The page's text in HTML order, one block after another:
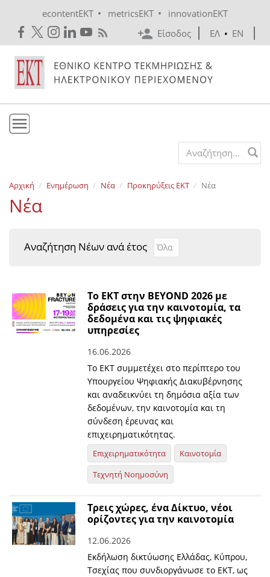
econtentEKT • metricsEKT •
innovationEKT
Είσοδος
ΕΛ • EN
Εκδόσεις
Ενημέρωση
Search form
Αρχική Ενημέρωση Νέα Προκηρύξεις EKT Νέα
Νέα
Αναζήτηση Νέων ανά έτος Αναζήτηση Νέων ανά
Year
Το ΕΚΤ στην BEYOND 2026 με
δράσεις για την καινοτομία, τα
δεδομένα και τις ψηφιακές
υπηρεσίες
16.06.2026
Το ΕΚΤ συμμετέχει στο περίπτερο του
Υπουργείου Ψηφιακής Διακυβέρνησης
και αναδεικνύει τη δημόσια αξία των
δεδομένων, την καινοτομία και τη
σύνδεση έρευνας και
επιχειρηματικότητας.
Επιχειρηματικότητα
Καινοτομία
Τεχνητή Νοημοσύνη
Τρεις χώρες, ένα Δίκτυο, νέοι
ορίζοντες για την καινοτομία
12.06.2026
Εκδήλωση δικτύωσης Ελλάδας, Κύπρου,
Τσεχίας που συνδιοργάνωσε το ΕΚΤ, ως